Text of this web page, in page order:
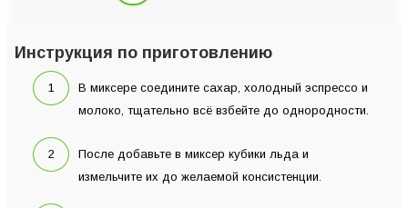
Инструкция по приготовлению
В миксере соедините сахар, холодный эспрессо и
молоко, тщательно всё взбейте до однородности.
После добавьте в миксер кубики льда и
измельчите их до желаемой консистенции.